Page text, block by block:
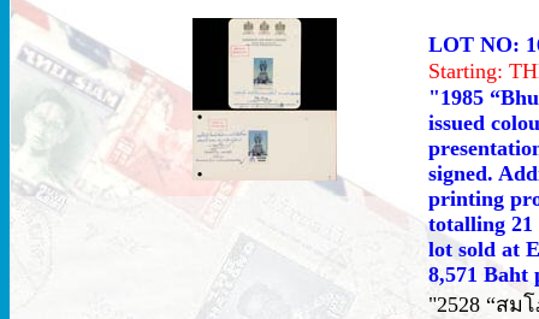
LOT NO:
Starting:
"1985
issued
signed.
printing
totalling 21
lot sold at
8,571 Baht
"2528 “สม